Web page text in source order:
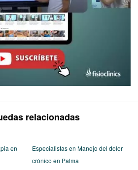
relacionadas
en
Especialistas en Manejo del dolor
crónico en Palma